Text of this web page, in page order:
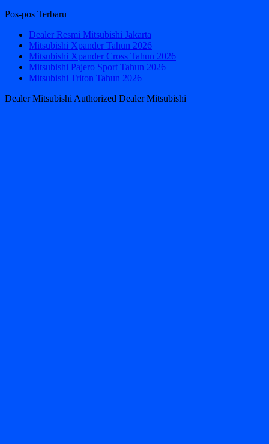
Pos-pos Terbaru
Dealer Resmi Mitsubishi Jakarta
Mitsubishi Xpander Tahun 2026
Mitsubishi Xpander Cross Tahun 2026
Mitsubishi Pajero Sport Tahun 2026
Mitsubishi Triton Tahun 2026
Dealer Mitsubishi Authorized Dealer Mitsubishi